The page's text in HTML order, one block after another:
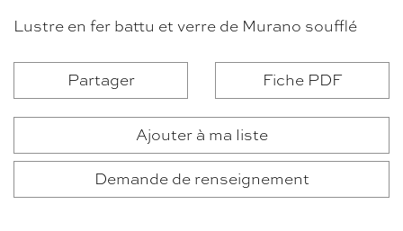
Lustre en fer battu et verre de Murano soufflé
Partager Fiche PDF
Ajouter à ma liste
Demande de renseignement